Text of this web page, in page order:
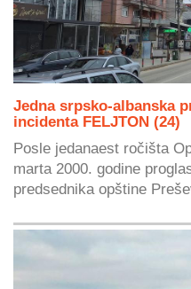
Jedna srpsko-albanska
incidenta FELJTON (24)
Posle jedanaest ročišta
marta 2000. godine
predsednika opštine